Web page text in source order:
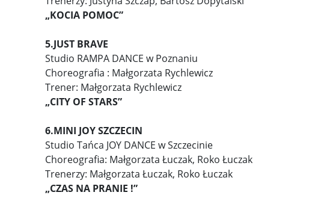
„KOCIA POMOC”
5.JUST BRAVE
Studio RAMPA DANCE w Poznaniu
Choreografia : Małgorzata Rychlewicz
Trener: Małgorzata Rychlewicz
„CITY OF STARS”
6.MINI JOY SZCZECIN
Studio Tańca JOY DANCE w Szczecinie
Choreografia: Małgorzata Łuczak, Roko Łuczak
Trenerzy: Małgorzata Łuczak, Roko Łuczak
„CZAS NA PRANIE !”